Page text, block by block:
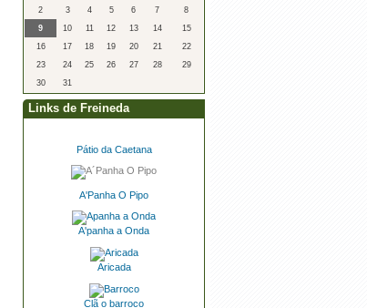
2
3 4 5 6 7
8
9
10 11 12 13 14
15
16
17 18 19 20 21
22
23
24 25 26 27 28
29
30
31
Links de Freineda
Pátio da Caetana
A'Panha O Pipo
A'panha a Onda
Aricada
Clã o barroco